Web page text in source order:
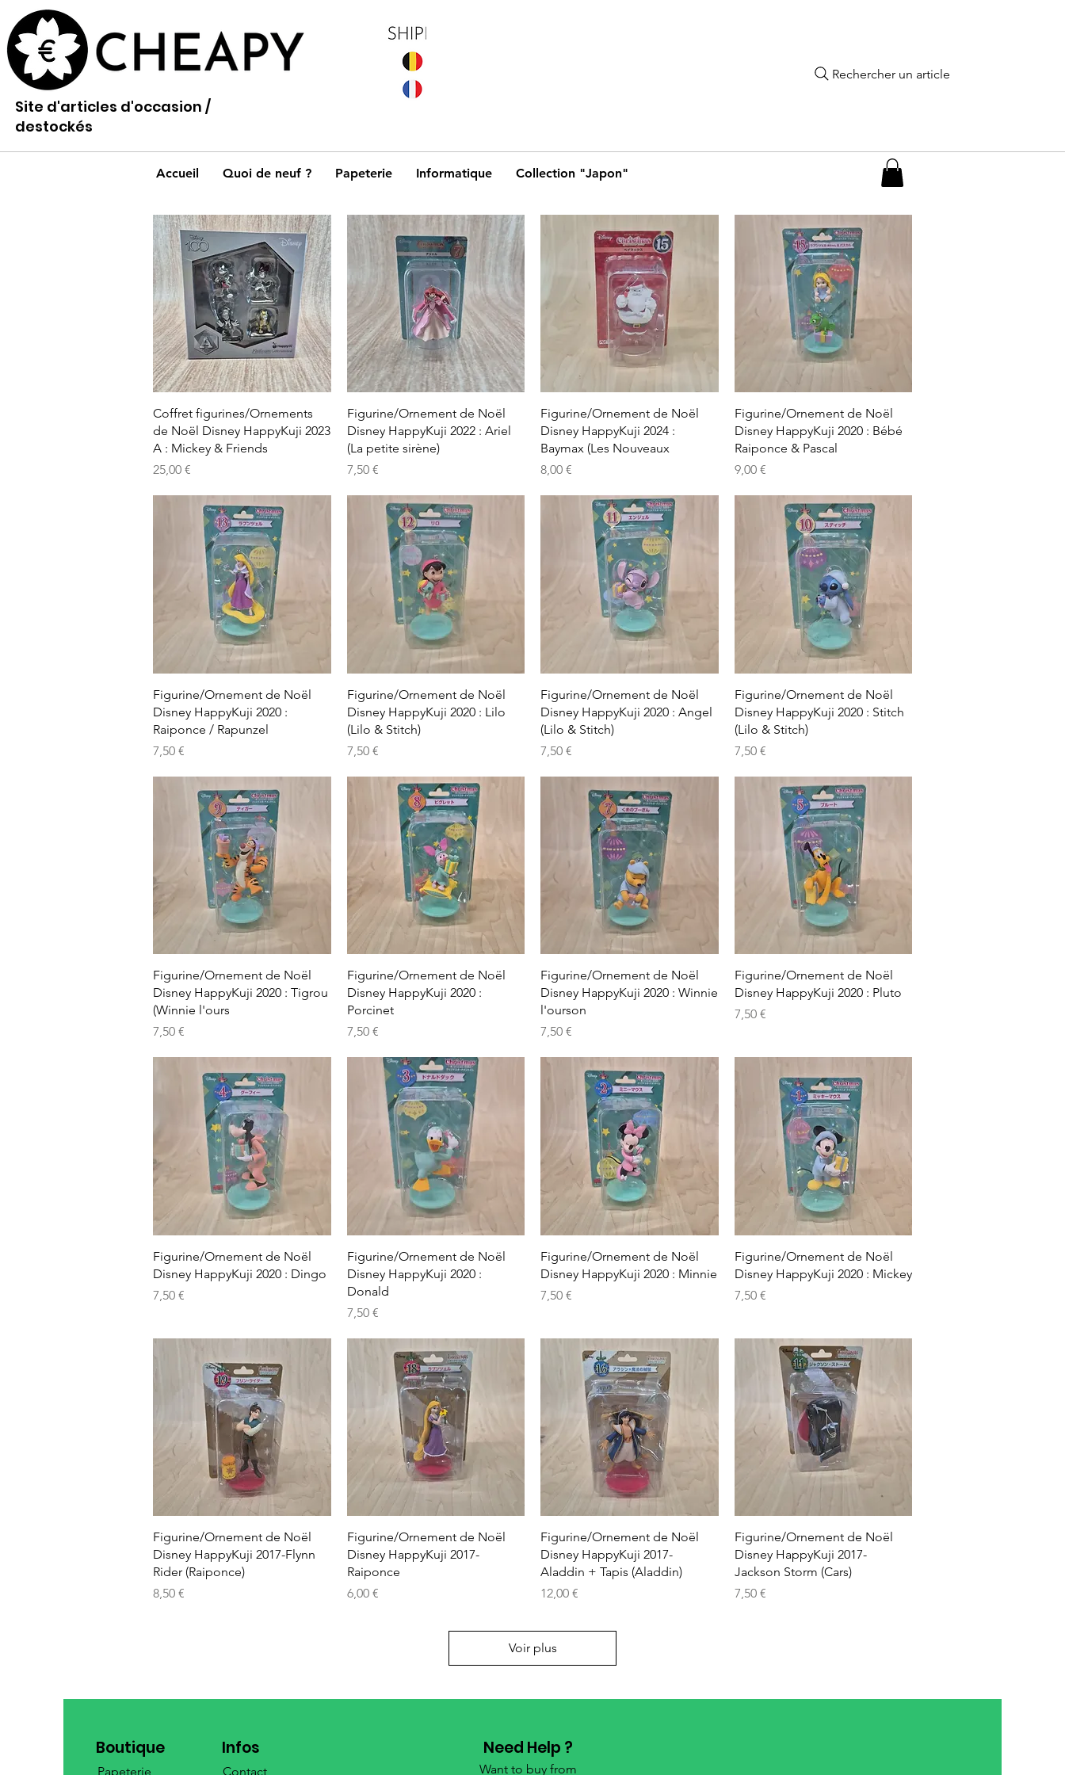
Site d'articles d'occasion /
destockés
Rechercher un article
Accueil Quoi de neuf ? Papeterie Informatique Collection "Japon"
Aperçu rapide
Coffret figurines/Ornements
de Noël Disney HappyKuji 2023
A : Mickey & Friends
Prix
25,00 €
Aperçu rapide
Figurine/Ornement de Noël
Disney HappyKuji 2022 : Ariel
(La petite sirène)
Prix
7,50 €
Aperçu rapide
Figurine/Ornement de Noël
Disney HappyKuji 2024 :
Baymax (Les Nouveaux
Prix
8,00 €
Aperçu rapide
Figurine/Ornement de Noël
Disney HappyKuji 2020 : Bébé
Raiponce & Pascal
Prix
9,00 €
Aperçu rapide
Figurine/Ornement de Noël
Disney HappyKuji 2020 :
Raiponce / Rapunzel
Prix
7,50 €
Aperçu rapide
Figurine/Ornement de Noël
Disney HappyKuji 2020 : Lilo
(Lilo & Stitch)
Prix
7,50 €
Aperçu rapide
Figurine/Ornement de Noël
Disney HappyKuji 2020 : Angel
(Lilo & Stitch)
Prix
7,50 €
Aperçu rapide
Figurine/Ornement de Noël
Disney HappyKuji 2020 : Stitch
(Lilo & Stitch)
Prix
7,50 €
Aperçu rapide
Figurine/Ornement de Noël
Disney HappyKuji 2020 : Tigrou
(Winnie l'ours
Prix
7,50 €
Aperçu rapide
Figurine/Ornement de Noël
Disney HappyKuji 2020 :
Porcinet
Prix
7,50 €
Aperçu rapide
Figurine/Ornement de Noël
Disney HappyKuji 2020 : Winnie
l'ourson
Prix
7,50 €
Aperçu rapide
Figurine/Ornement de Noël
Disney HappyKuji 2020 : Pluto
Prix
7,50 €
Aperçu rapide
Figurine/Ornement de Noël
Disney HappyKuji 2020 : Dingo
Prix
7,50 €
Aperçu rapide
Figurine/Ornement de Noël
Disney HappyKuji 2020 :
Donald
Prix
7,50 €
Aperçu rapide
Figurine/Ornement de Noël
Disney HappyKuji 2020 : Minnie
Prix
7,50 €
Aperçu rapide
Figurine/Ornement de Noël
Disney HappyKuji 2020 : Mickey
Prix
7,50 €
Aperçu rapide
Figurine/Ornement de Noël
Disney HappyKuji 2017-Flynn
Rider (Raiponce)
Prix
8,50 €
Aperçu rapide
Figurine/Ornement de Noël
Disney HappyKuji 2017-
Raiponce
Prix
6,00 €
Aperçu rapide
Figurine/Ornement de Noël
Disney HappyKuji 2017-
Aladdin + Tapis (Aladdin)
Prix
12,00 €
Aperçu rapide
Figurine/Ornement de Noël
Disney HappyKuji 2017-
Jackson Storm (Cars)
Prix
7,50 €
Voir plus
Boutique
Papeterie Contact
Need Help ?
Want to buy from
Infos